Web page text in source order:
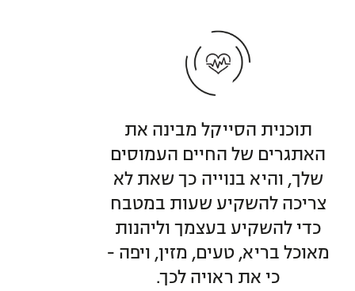
תוכנית הסייקל מבינה את
האתגרים של החיים העמוסים
שלך, והיא בנוייה כך שאת לא
צריכה להשקיע שעות במטבח
כדי להשקיע בעצמך וליהנות
מאוכל בריא, טעים, מזין, ויפה -
כי את ראויה לכך.